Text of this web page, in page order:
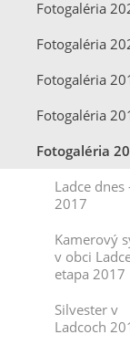
Fotogaléria
Fotogaléria
Fotogaléria
Fotogaléria
Fotogaléria
Ladce dnes
2017
Kamerový
v obci
etapa 2017
Silvester v
Ladcoch